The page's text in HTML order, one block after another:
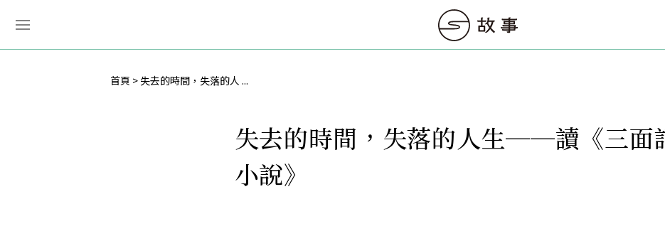
首頁 失去的時間，失落的人 ...
失去的時間，失落的人生──讀《三面
小說》